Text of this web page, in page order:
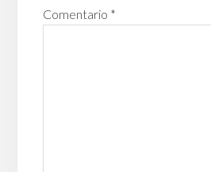
Comentario *